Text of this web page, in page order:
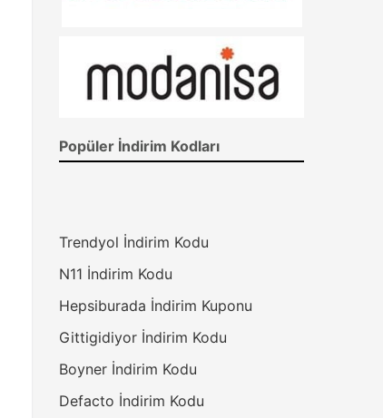
Popüler İndirim Kodları
Trendyol İndirim Kodu
N11 İndirim Kodu
Hepsiburada İndirim Kuponu
Gittigidiyor İndirim Kodu
Boyner İndirim Kodu
Defacto İndirim Kodu